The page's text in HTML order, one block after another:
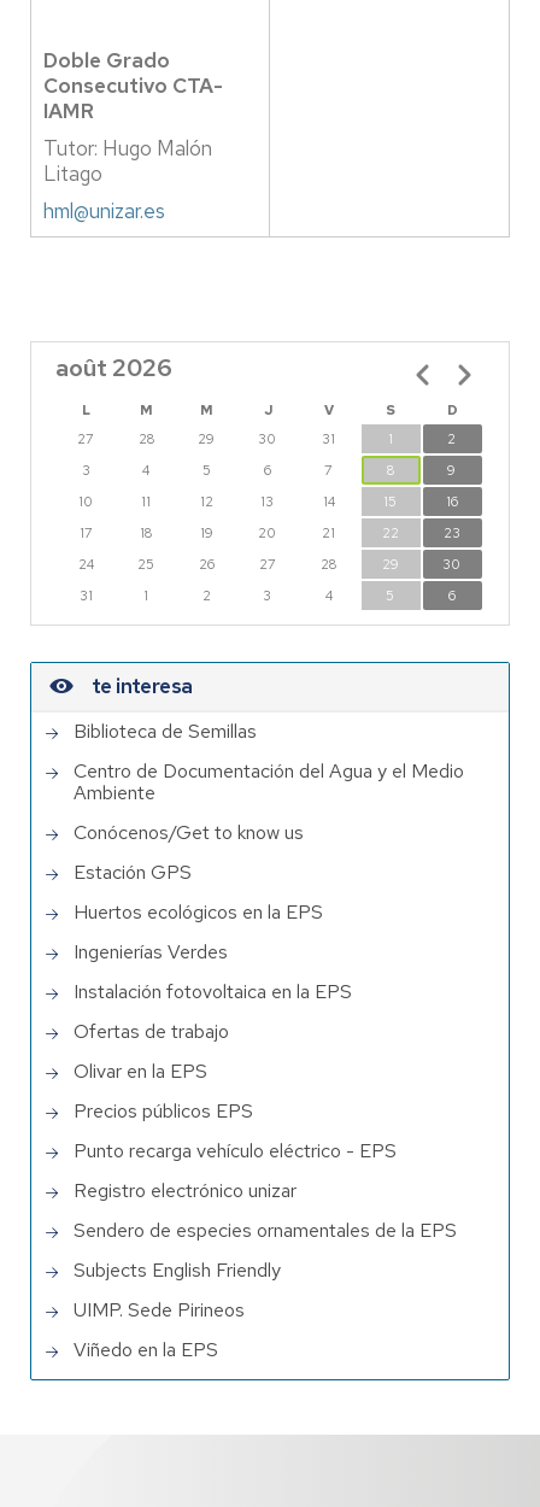
Doble Grado
Consecutivo CTA-
IAMR
Tutor: Hugo Malón
Litago
hml@unizar.es
août 2026
L M M J V S
D
27
28 29 30 31 1
2
3
4 5 6 7 8
9
10
11 12 13 14 15
16
17
18 19 20 21 22
23
24
25 26 27 28 29
30
31
1 2 3 4 5 6
Pagination
te interesa
Biblioteca de Semillas
Centro de Documentación del Agua y el Medio
Ambiente
Conócenos/Get to know us
Estación GPS
Huertos ecológicos en la EPS
Ingenierías Verdes
Instalación fotovoltaica en la EPS
Ofertas de trabajo
Olivar en la EPS
Precios públicos EPS
Punto recarga vehículo eléctrico - EPS
Registro electrónico unizar
Sendero de especies ornamentales de la EPS
Subjects English Friendly
UIMP. Sede Pirineos
Viñedo en la EPS